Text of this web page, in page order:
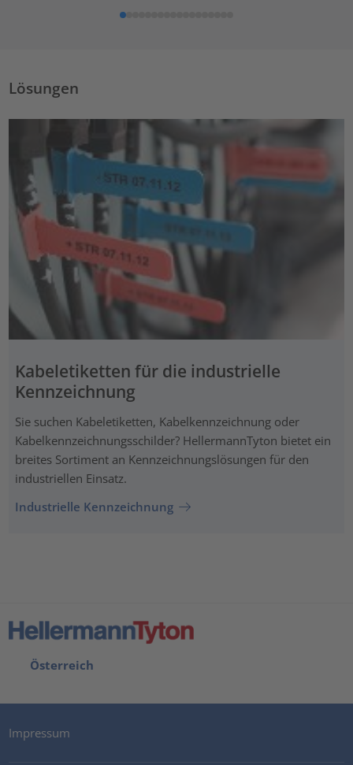
Lösungen
Kabeletiketten für die industrielle
Kennzeichnung
Sie suchen Kabeletiketten, Kabelkennzeichnung oder
Kabelkennzeichnungsschilder? HellermannTyton bietet ein
breites Sortiment an Kennzeichnungslösungen für den
industriellen Einsatz.
Industrielle Kennzeichnung
Österreich
Impressum